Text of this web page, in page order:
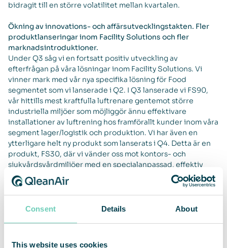
Consent Details About
This website uses cookies
bidragit till en större volatilitet mellan kvartalen.
Ökning av innovations- och affärsutvecklingstakten. Fler
produktlanseringar inom Facility Solutions och fler
marknadsintroduktioner.
Under Q3 såg vi en fortsatt positiv utveckling av
efterfrågan på våra lösningar inom Facility Solutions. Vi
vinner mark med vår nya specifika lösning för Food
segmentet som vi lanserade i Q2. I Q3 lanserade vi FS90,
vår hittills mest kraftfulla luftrenare gentemot större
industriella miljöer som möjliggör ännu effektivare
installationer av luftrening hos framförallt kunder inom våra
segment lager/logistik och produktion. Vi har även en
ytterligare helt ny produkt som lanserats i Q4. Detta är en
produkt, FS30, där vi vänder oss mot kontors- och
sjukvårdsvårdmiljöer med en specialanpassad, effektiv
luftrenare som levererar HEPA renad luft till en låg ljudnivå.
Detta blir ytterligare en lösning där QleanAir tar en aktiv
del i att reducera risken för spridning av Coronaviruset på
arbetsplatser och därmed leverera en tryggare arbetsmiljö